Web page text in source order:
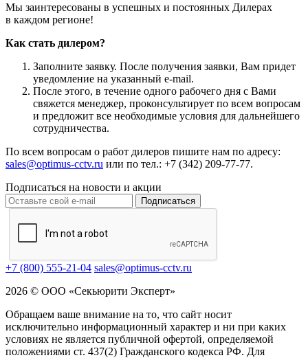
Мы заинтересованы в успешных и постоянных Дилерах
в каждом регионе!
Как стать дилером?
Заполните заявку. После получения заявки, Вам придет
уведомление на указанный e-mail.
После этого, в течение одного рабочего дня с Вами
свяжется менеджер, проконсультирует по всем вопросам
и предложит все необходимые условия для дальнейшего
сотрудничества.
По всем вопросам о работ дилеров пишите нам по адресу:
sales@optimus-cctv.ru или по тел.: +7 (342) 209-77-77.
Подписаться на новости и акции
Подписаться
+7 (800) 555-21-04 sales@optimus-cctv.ru
2026 © ООО «Секьюрити Эксперт»
Обращаем ваше внимание на то, что сайт носит
исключительно информационный характер и ни при каких
условиях не является публичной офертой, определяемой
положениями ст. 437(2) Гражданского кодекса РФ. Для